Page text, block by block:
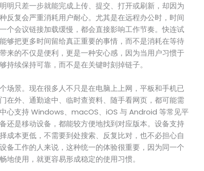
明只差一步就能完成上传、提交、打开或刷新，却因为
反复会严重消耗用户耐心。尤其是在远程办公时，时间
个会议链接加载缓慢，都会直接影响工作节奏。快连试
够把更多时间留给真正重要的事情，而不是消耗在等待
来的不仅是便利，更是一种安心感，因为当用户习惯于
持续保持可靠，而不是在关键时刻掉链子。
场景。现在很多人不只是在电脑上上网，平板和手机已
在外、通勤途中、临时查资料、随手看网页，都可能需
心支持 Windows、macOS、iOS 与 Android 等常见平
还是移动设备，都能较方便地找到对应版本。设备支持
成本更低，不需要到处搜索、反复比对，也不必担心自
备工作的人来说，这种统一的体验很重要，因为同一个
地使用，就更容易形成稳定的使用习惯。